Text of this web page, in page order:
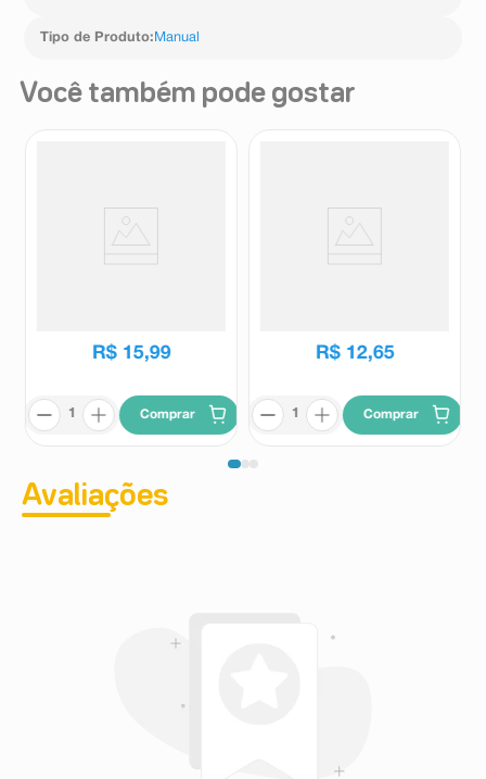
Tipo de Produto: Manual
Você também pode gostar
R$ 15,99
Comprar
R$ 12,65
Comprar
Avaliações